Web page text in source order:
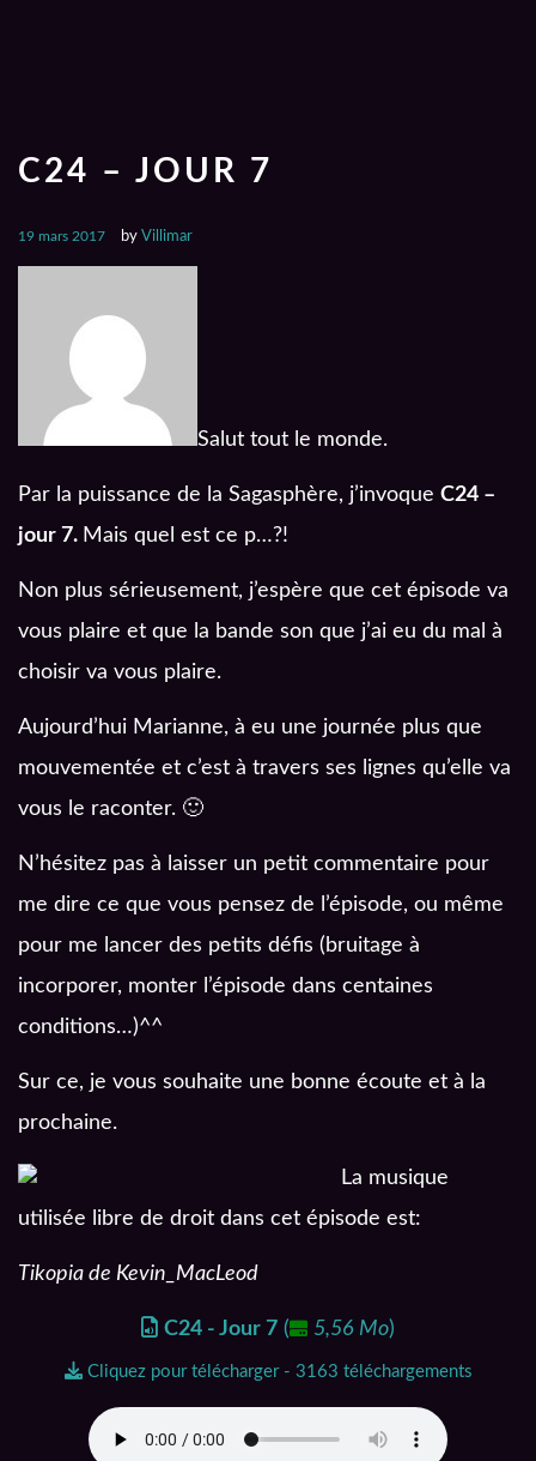
C24 – JOUR 7
19 mars 2017 by Villimar
Salut tout le monde.
Par la puissance de la Sagasphère, j’invoque C24 –
jour 7. Mais quel est ce p…?!
Non plus sérieusement, j’espère que cet épisode va
vous plaire et que la bande son que j’ai eu du mal à
choisir va vous plaire.
Aujourd’hui Marianne, à eu une journée plus que
mouvementée et c’est à travers ses lignes qu’elle va
vous le raconter. 🙂
N’hésitez pas à laisser un petit commentaire pour
me dire ce que vous pensez de l’épisode, ou même
pour me lancer des petits défis (bruitage à
incorporer, monter l’épisode dans centaines
conditions…)^^
Sur ce, je vous souhaite une bonne écoute et à la
prochaine.
La musique
utilisée libre de droit dans cet épisode est:
Tikopia de Kevin_MacLeod
C24 - Jour 7 ( 5,56 Mo)
Cliquez pour télécharger - 3163 téléchargements